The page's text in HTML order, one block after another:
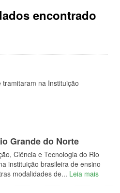
encontrado
na Instituição
Grande do Norte
Ciência e Tecnologia do Rio
instituição brasileira de ensino
modalidades de... Leia mais